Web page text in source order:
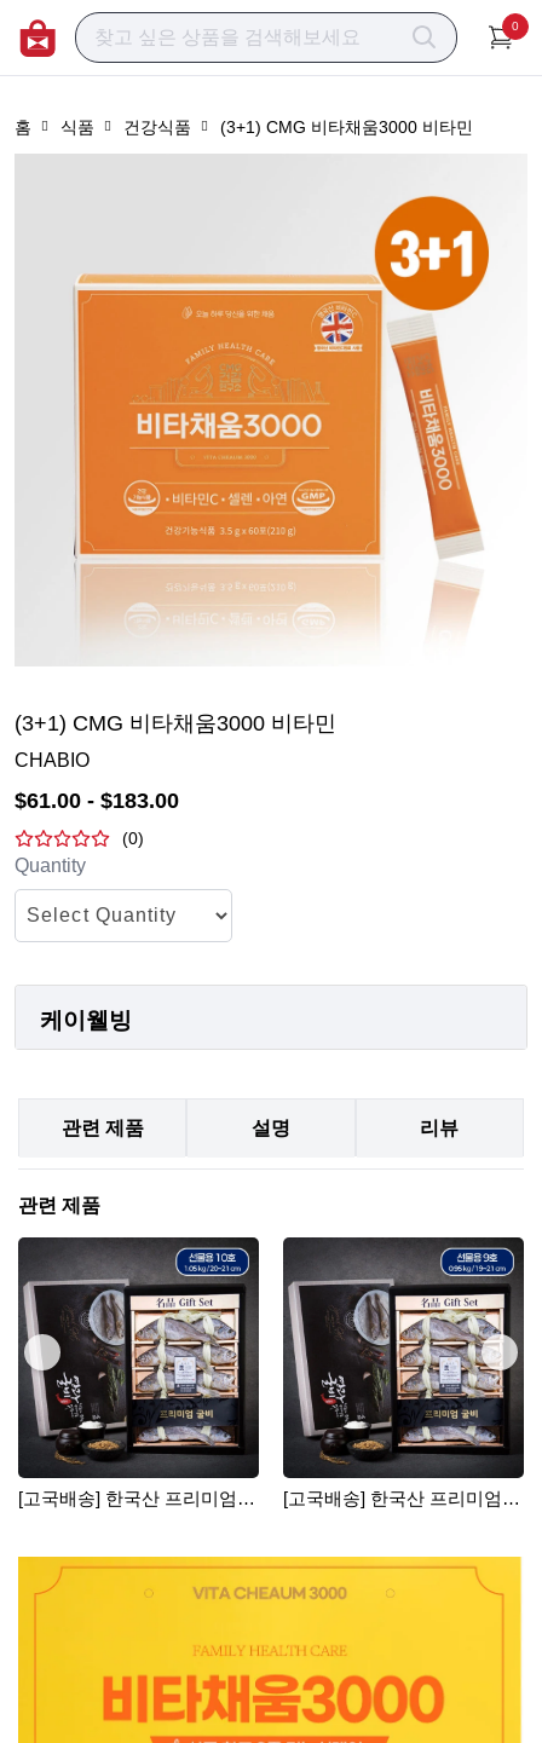
0
홈 식품 건강식품 (3+1) CMG 비타채움3000 비타민
(3+1) CMG 비타채움3000 비타민
CHABIO
$61.00 - $183.00
(0)
Quantity
케이웰빙
관련 제품 설명 리뷰
관련 제품
[고국배송] 한국산 프리미엄
[고국배송] 한국산 프리미엄